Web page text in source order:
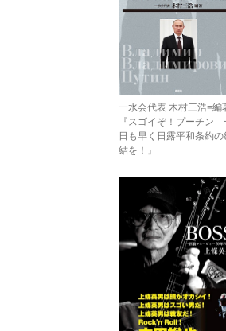
一水会代表 木村三浩=編
『スゴイぞ！プーチン
日も早く日露平和条約の
結を！』